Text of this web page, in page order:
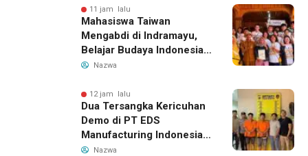
11 jam lalu
Mahasiswa Taiwan
Mengabdi di Indramayu,
Belajar Budaya Indonesia
dan Edukasi Pekerja
Nazwa
12 jam lalu
Dua Tersangka Kericuhan
Demo di PT EDS
Manufacturing Indonesia
Ditahan, Polda Banten
Nazwa